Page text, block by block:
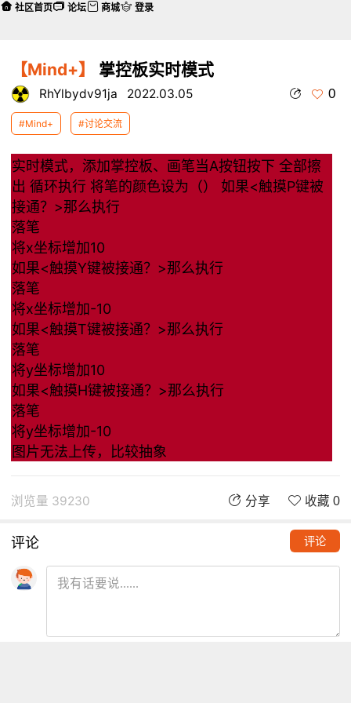
【Mind+】 掌控板实时模式
RhYlbydv91ja 2022.03.05 0
#Mind+ #讨论交流
实时模式，添加掌控板、画笔当A按钮按下 全部擦
出 循环执行 将笔的颜色设为（） 如果<触摸P键被
接通？>那么执行
落笔
将x坐标增加10
如果<触摸Y键被接通？>那么执行
落笔
将x坐标增加-10
如果<触摸T键被接通？>那么执行
落笔
将y坐标增加10
如果<触摸H键被接通？>那么执行
落笔
将y坐标增加-10
图片无法上传，比较抽象
浏览量 39230 分享 收藏 0
评论 评论
社区首页 论坛 商城 登录